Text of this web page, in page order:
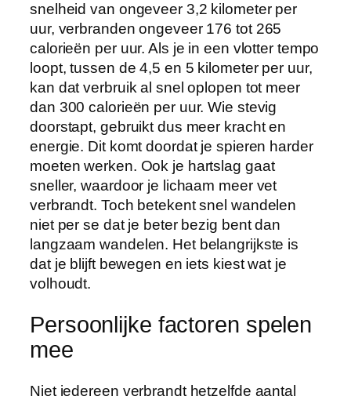
snelheid van ongeveer 3,2 kilometer per
uur, verbranden ongeveer 176 tot 265
calorieën per uur. Als je in een vlotter tempo
loopt, tussen de 4,5 en 5 kilometer per uur,
kan dat verbruik al snel oplopen tot meer
dan 300 calorieën per uur. Wie stevig
doorstapt, gebruikt dus meer kracht en
energie. Dit komt doordat je spieren harder
moeten werken. Ook je hartslag gaat
sneller, waardoor je lichaam meer vet
verbrandt. Toch betekent snel wandelen
niet per se dat je beter bezig bent dan
langzaam wandelen. Het belangrijkste is
dat je blijft bewegen en iets kiest wat je
volhoudt.
Persoonlijke factoren spelen
mee
Niet iedereen verbrandt hetzelfde aantal